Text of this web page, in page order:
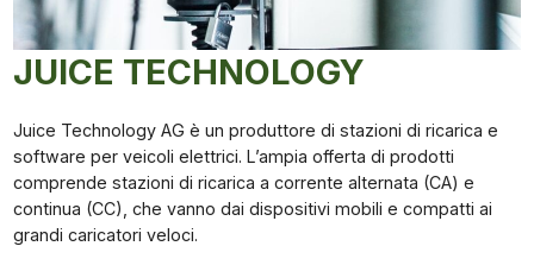
JUICE TECHNOLOGY
Juice Technology AG è un produttore di stazioni di ricarica e
software per veicoli elettrici. L’ampia offerta di prodotti
comprende stazioni di ricarica a corrente alternata (CA) e
continua (CC), che vanno dai dispositivi mobili e compatti ai
grandi caricatori veloci.